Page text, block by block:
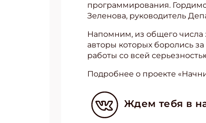
программирования.
Зеленова, руководитель
Напомним, из общего числа
авторы которых боролись
работы со всей
Подробнее о проекте
Ждем тебя в